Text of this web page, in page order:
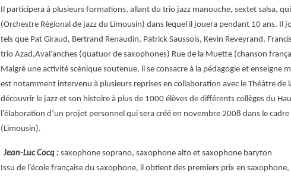
Il participera à plusieurs formations, allant du trio jazz manouche, sextet salsa,
(Orchestre Régional de jazz du Limousin) dans lequel il jouera pendant 10 ans. Il
tels que Pat Giraud, Bertrand Renaudin, Patrick Saussois, Kevin Reveyrand,
trio Azad,Aval’anches (quatuor de saxophones) Rue de la Muette (chanson
Malgré une activité scénique soutenue, il se consacre à la pédagogie et enseigne
est notamment intervenu à plusieurs reprises en collaboration avec le Théâtre
découvrir le jazz et son histoire à plus de 1000 élèves de différents collèges du
l’élaboration d’un projet personnel qui sera créé en novembre 2008 dans le cadre
(Limousin).
Jean-Luc Cocq : saxophone soprano, saxophone alto et saxophone baryton
Issu de l’école française du saxophone, il obtient des premiers prix en